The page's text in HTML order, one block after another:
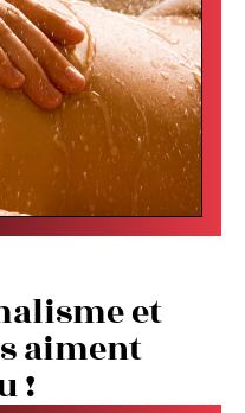
et
aiment
!